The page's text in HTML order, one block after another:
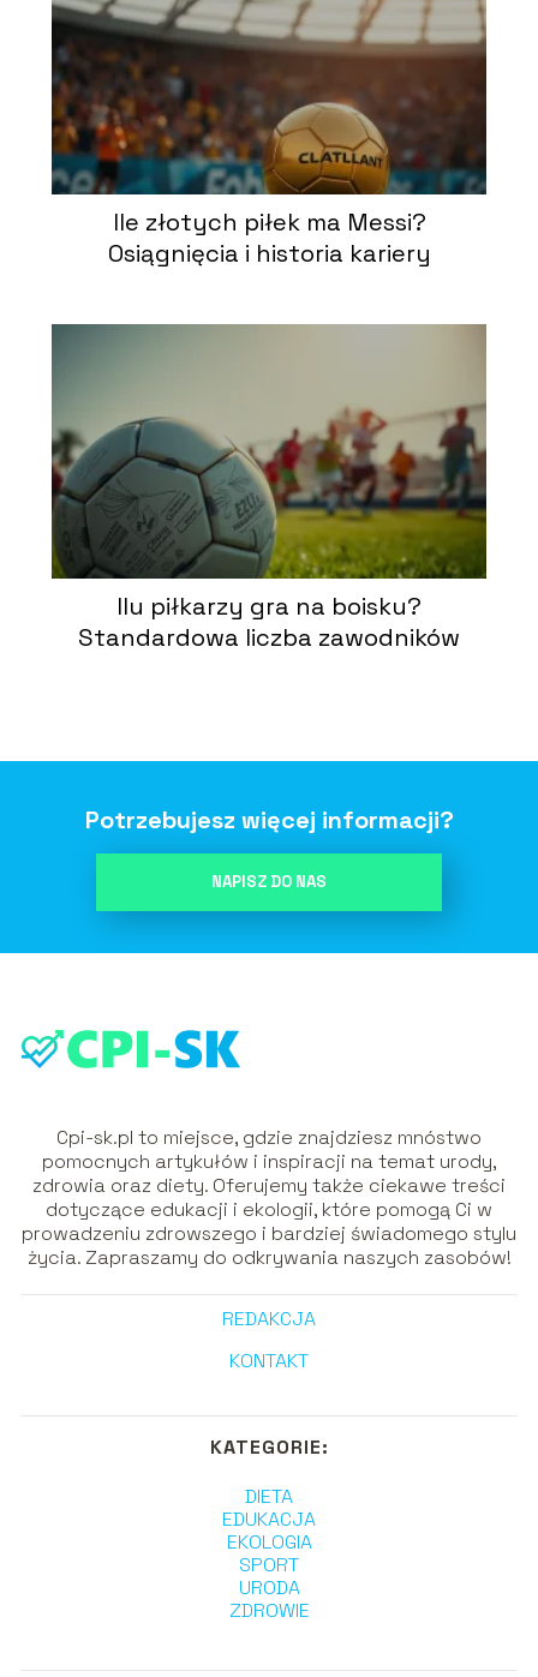
Ile złotych piłek ma Messi?
Osiągnięcia i historia kariery
Ilu piłkarzy gra na boisku?
Standardowa liczba zawodników
Potrzebujesz więcej informacji?
NAPISZ DO NAS
Cpi-sk.pl to miejsce, gdzie znajdziesz mnóstwo
pomocnych artykułów i inspiracji na temat urody,
zdrowia oraz diety. Oferujemy także ciekawe treści
dotyczące edukacji i ekologii, które pomogą Ci w
prowadzeniu zdrowszego i bardziej świadomego stylu
życia. Zapraszamy do odkrywania naszych zasobów!
REDAKCJA
KONTAKT
KATEGORIE:
DIETA
EDUKACJA
EKOLOGIA
SPORT
URODA
ZDROWIE